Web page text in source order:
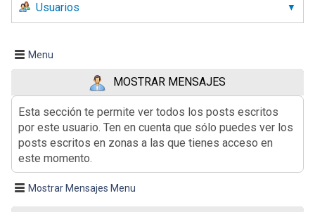
Usuarios
Menu
MOSTRAR MENSAJES
Esta sección te permite ver todos los posts escritos
por este usuario. Ten en cuenta que sólo puedes ver los
posts escritos en zonas a las que tienes acceso en
este momento.
Mostrar Mensajes Menu